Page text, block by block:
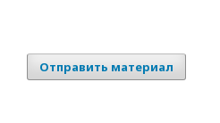
Отправить материал